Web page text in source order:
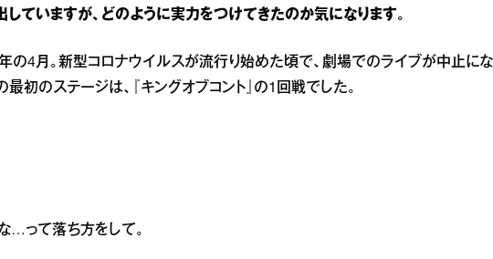
いますが、どのように実力をつけてきたのか気になります。
の4月。新型コロナウイルスが流行り始めた頃で、劇場でのライブが中止にな
初のステージは、『キングオブコント』の1回戦でした。
…って落ち方をして。